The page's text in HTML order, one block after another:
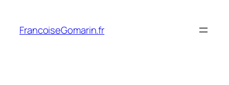
contenu
FrancoiseGomarin.fr